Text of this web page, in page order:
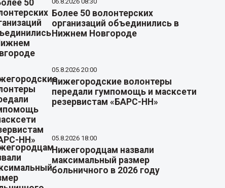
Более 50 волонтерских
организаций объединились в
Нижнем Новгороде
05.8.2026 20:00
Нижегородские волонтеры
передали гумпомощь и масксети
резервистам «БАРС-НН»
05.8.2026 18:00
Нижегородцам назвали
максимальный размер
больничного в 2026 году